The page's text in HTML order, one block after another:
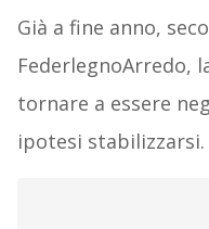
Già a fine anno,
FederlegnoArredo,
tornare a essere
ipotesi stabilizzarsi.